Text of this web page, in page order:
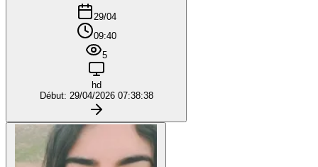
29/04
09:40
5
hd
Début: 29/04/2026 07:38:38